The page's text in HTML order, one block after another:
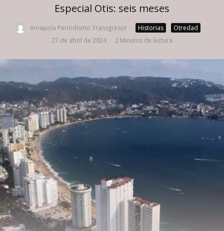
Especial Otis: seis meses
Amapola Periodismo Transgresor · Historias Otredad
·
27 de abril de 2024 · 2 Minutos de lectura